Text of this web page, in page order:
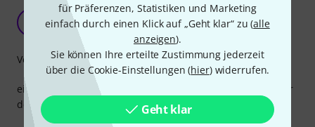
für Präferenzen, Statistiken und Marketing
einfach durch einen Klick auf „Geht klar“ zu (alle
anzeigen).
Sie können Ihre erteilte Zustimmung jederzeit
über die Cookie-Einstellungen (hier) widerrufen.
Geht klar
sieht gut aus
Harfenspieler 20.05.2019
eine schöne Mappe, das Material ist nicht so stabil, war für
den Preis, denke ich, auch nicht zu erwarten.
Verarbeitung